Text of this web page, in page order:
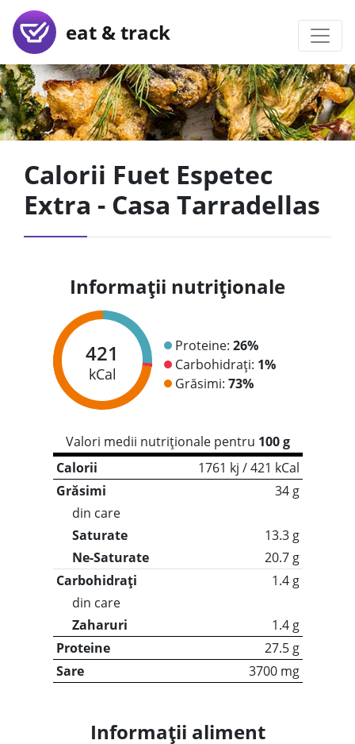
eat & track
Calorii Fuet Espetec
Extra - Casa Tarradellas
Informații nutriționale
421
kCal
Proteine: 26%
Carbohidrați: 1%
Grăsimi: 73%
Valori medii nutriționale pentru 100 g
Calorii
1761 kj / 421 kCal
Grăsimi
34 g
din care
Saturate
13.3 g
Ne-Saturate
20.7 g
Carbohidrați
1.4 g
din care
Zaharuri
1.4 g
Proteine
27.5 g
Sare
3700 mg
Informații aliment